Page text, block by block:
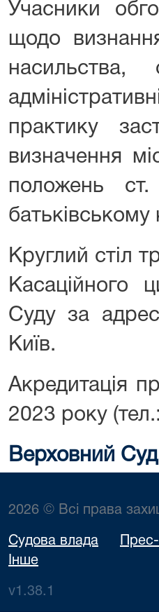
Учасники
щодо
насильства,
практику
визначення
положень
батьківському
Круглий стіл
Касаційного
Суду за
Київ.
Акредитація
2023 року
Верховний Суд
2026 © Всі права
Судова влада
Інше
v1.38.1